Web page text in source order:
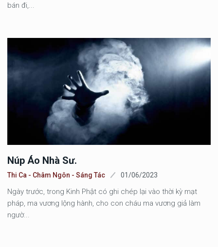
bán đi,...
Núp Áo Nhà Sư.
Thi Ca - Châm Ngôn - Sáng Tác 01/06/2023
Ngày trước, trong Kinh Phật có ghi chép lại vào thời kỳ mạt
pháp, ma vương lộng hành, cho con cháu ma vương giả làm
ngườ...